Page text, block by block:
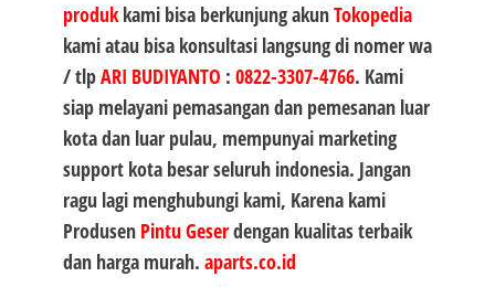
produkkami bisa berkunjung akunTokopedia
kami atau bisa konsultasi langsung di nomer wa
/ tlpARI BUDIYANTO : 0822-3307-4766. Kami
siap melayani pemasangan dan pemesanan luar
kota dan luar pulau, mempunyai marketing
support kota besar seluruh indonesia. Jangan
ragu lagi menghubungi kami, Karena kami
Produsen Pintu Geserdengan kualitas terbaik
dan harga murah. aparts.co.id